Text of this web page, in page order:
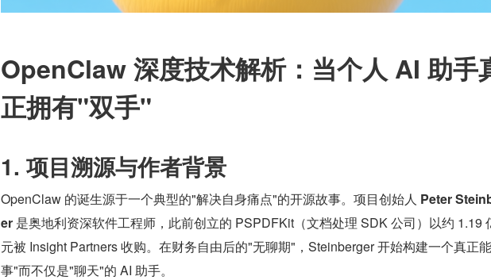
OpenClaw 深度技术解析：当个人 AI 助手
正拥有"双手"
1. 项目溯源与作者背景
OpenClaw 的诞生源于一个典型的"解决自身痛点"的开源故事。项目创始人 Peter
er 是奥地利资深软件工程师，此前创立的 PSPDFKit（文档处理 SDK 公司）以约 1.19
元被 Insight Partners 收购。在财务自由后的"无聊期"，Steinberger 开始构建一个真正
事"而不仅是"聊天"的 AI 助手。